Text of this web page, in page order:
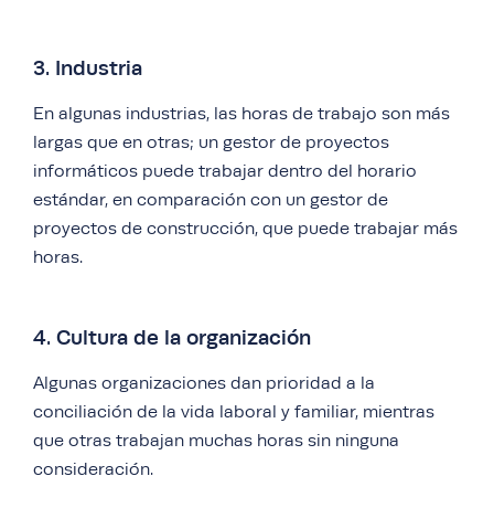
3. Industria
En algunas industrias, las horas de trabajo son más
largas que en otras; un gestor de proyectos
informáticos puede trabajar dentro del horario
estándar, en comparación con un gestor de
proyectos de construcción, que puede trabajar más
horas.
4. Cultura de la organización
Algunas organizaciones dan prioridad a la
conciliación de la vida laboral y familiar, mientras
que otras trabajan muchas horas sin ninguna
consideración.